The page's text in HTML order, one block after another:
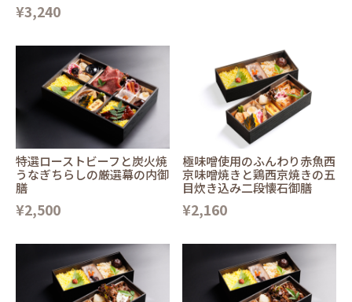
¥3,240
特選ローストビーフと炭火焼
うなぎちらしの厳選幕の内御
膳
¥2,500
極味噌使用のふんわり赤魚西
京味噌焼きと鶏西京焼きの五
目炊き込み二段懐石御膳
¥2,160